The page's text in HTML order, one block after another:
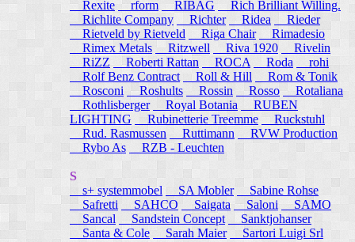
Rexite
rform RIBAG
Rich Brilliant Willing.
Richlite Company
Richter Ridea
Rieder
Rietveld by Rietveld
Riga Chair
Rimadesio
Rimex Metals
Ritzwell Riva 1920
Rivelin
RiZZ
Roberti Rattan ROCA Roda
rohi
Rolf Benz Contract
Roll & Hill
Rom & Tonik
Rosconi Roshults Rossin Rosso
Rotaliana
Rothlisberger
Royal Botania
RUBEN
LIGHTING
Rubinetterie Treemme
Ruckstuhl
Rud. Rasmussen
Ruttimann
RVW Production
Rybo As
RZB - Leuchten
S
s+ systemmobel
SA Mobler
Sabine Rohse
Safretti
SAHCO Saigata Saloni
SAMO
Sancal
Sandstein Concept
Sanktjohanser
Santa & Cole
Sarah Maier
Sartori Luigi Srl